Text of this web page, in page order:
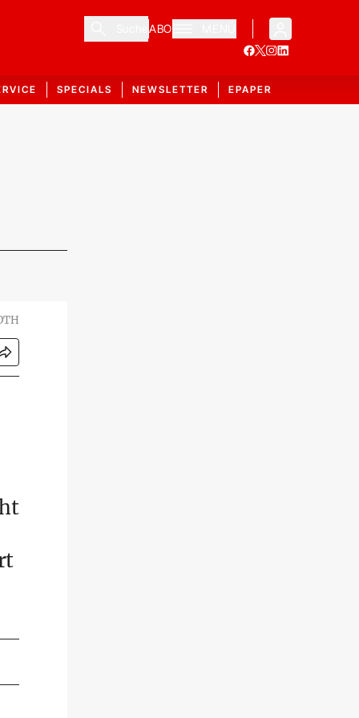
ABO
SPECIALS NEWSLETTER EPAPER